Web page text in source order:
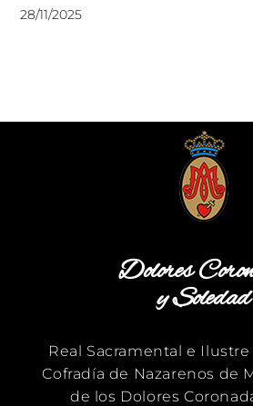
28/11/2025
Dolores
y Soledad
Real Sacramental e
Cofradía de Nazarenos de
de los Dolores